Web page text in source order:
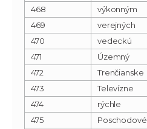
468
výkonným
469
verejných
470
vedeckú
471
Územný
472
Trenčianske
473
Televízne
474
rýchle
475
Poschodové